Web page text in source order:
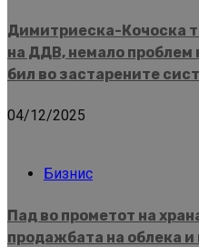
Димитриеска-Кочоска
на ДДВ, немало проблем
бил во застарените
04/12/2025
Бизнис
Пад во прометот на
продажбата на облека и